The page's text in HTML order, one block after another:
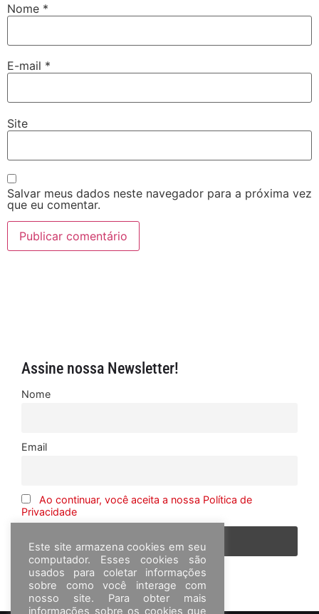
Nome *
E-mail *
Site
Salvar meus dados neste navegador para a próxima vez
que eu comentar.
Assine nossa Newsletter!
Nome
Email
Ao continuar, você aceita a nossa Política de
Privacidade
Este site armazena cookies em seu
computador. Esses cookies são
usados para coletar informações
sobre como você interage com
nosso site. Para obter mais
informações sobre os cookies que